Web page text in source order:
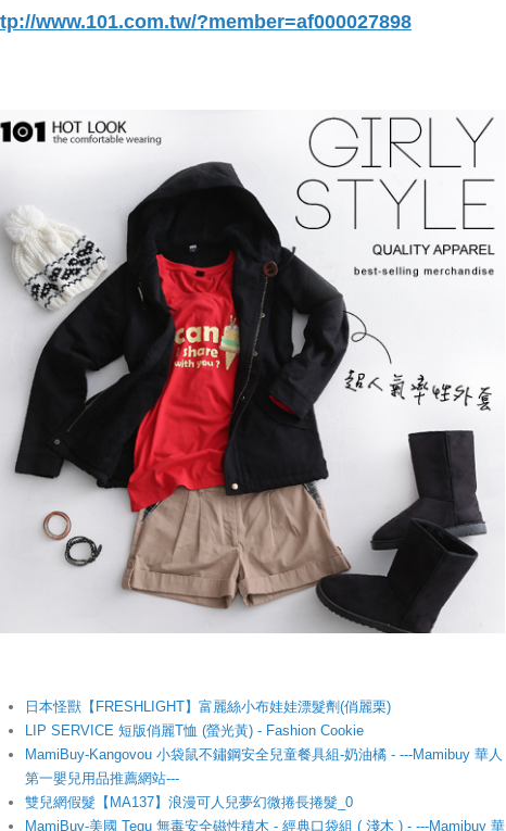
www.101.com.tw/?member=af000027898
日本怪獸【FRESHLIGHT】富麗絲小布娃娃漂髮劑(俏麗栗)
LIP SERVICE 短版俏麗T恤 (螢光黃) - Fashion Cookie
MamiBuy-Kangovou 小袋鼠不鏽鋼安全兒童餐具組-奶油橘 - ---Mamibuy 華人
第一嬰兒用品推薦網站---
雙兒網假髮【MA137】浪漫可人兒夢幻微捲長捲髮_0
MamiBuy-美國 Tegu 無毒安全磁性積木 - 經典口袋組 ( 淺木 ) - ---Mamibuy 華